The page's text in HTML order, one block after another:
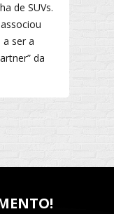
de SUVs.
ser a
da